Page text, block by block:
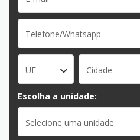
UF Cidade
Escolha a unidade:
Selecione uma unidade